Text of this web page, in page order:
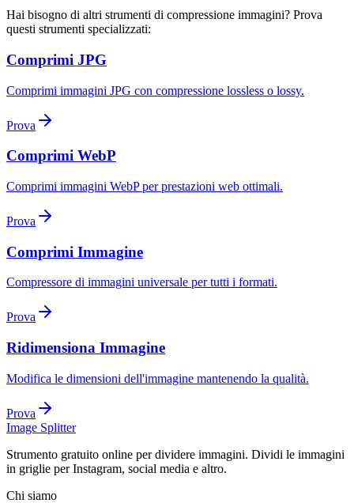
Hai bisogno di altri strumenti di compressione immagini? Prova
questi strumenti specializzati:
Comprimi JPG
Comprimi immagini JPG con compressione lossless o lossy.
Prova
Comprimi WebP
Comprimi immagini WebP per prestazioni web ottimali.
Prova
Comprimi Immagine
Compressore di immagini universale per tutti i formati.
Prova
Ridimensiona Immagine
Modifica le dimensioni dell'immagine mantenendo la qualità.
Prova
Image Splitter
Strumento gratuito online per dividere immagini. Dividi le immagini
in griglie per Instagram, social media e altro.
Chi siamo